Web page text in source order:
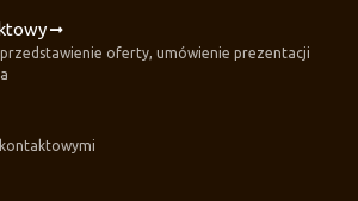
oferty, umówienie prezentacji